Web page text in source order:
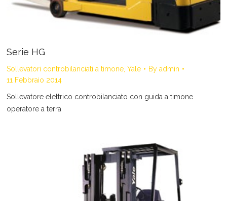
Serie HG
Sollevatori controbilanciati a timone, Yale By admin
11 Febbraio 2014
Sollevatore elettrico controbilanciato con guida a timone
operatore a terra